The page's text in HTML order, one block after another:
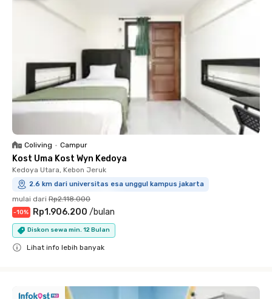
Coliving • Campur
Kost Uma Kost Wyn Kedoya
Kedoya Utara, Kebon Jeruk
2.6 km dari universitas esa unggul kampus jakarta
mulai dari Rp2.118.000
-10% Rp1.906.200 /bulan
Diskon sewa min. 12 Bulan
Lihat info lebih banyak